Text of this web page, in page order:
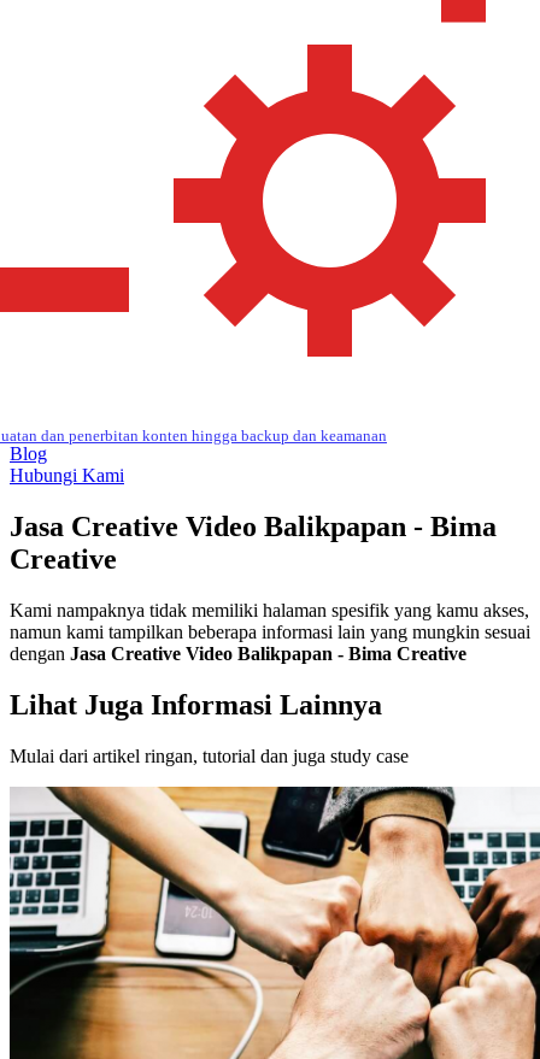
dan penerbitan konten hingga backup dan keamanan
Blog
Hubungi Kami
Jasa Creative Video Balikpapan - Bima
Creative
Kami nampaknya tidak memiliki halaman spesifik yang kamu akses,
namun kami tampilkan beberapa informasi lain yang mungkin sesuai
dengan Jasa Creative Video Balikpapan - Bima Creative
Lihat Juga Informasi Lainnya
Mulai dari artikel ringan, tutorial dan juga study case